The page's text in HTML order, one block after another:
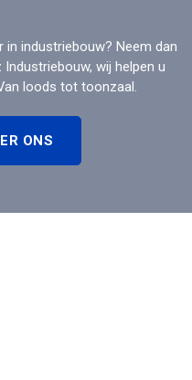
industriebouw? Neem dan
wij helpen u
loods tot toonzaal.
ONS